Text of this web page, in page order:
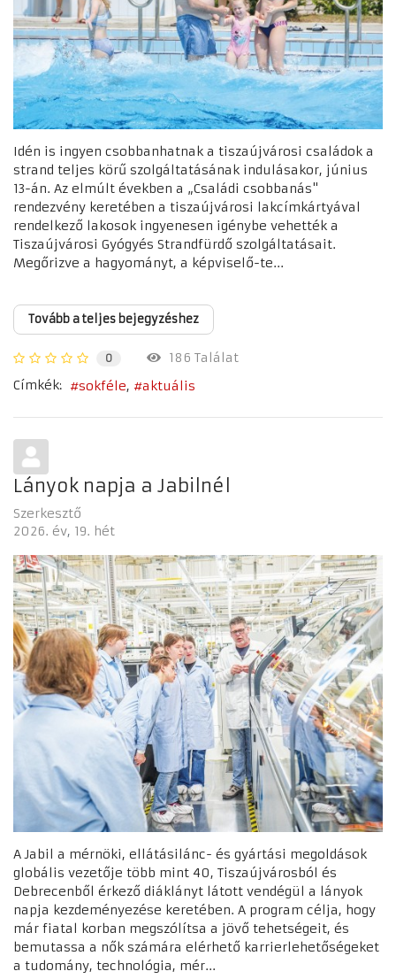
Idén is ingyen csobbanhatnak a tiszaújvárosi családok a
strand teljes körű szolgáltatásának indulásakor, június
13-án. Az elmúlt években a „Családi csobbanás"
rendezvény keretében a tiszaújvárosi lakcímkártyával
rendelkező lakosok ingyenesen igénybe vehették a
Tiszaújvárosi Gyógyés Strandfürdő szolgáltatásait.
Megőrizve a hagyományt, a képviselő-te...
Tovább a teljes bejegyzéshez
0
186 Találat
Címkék:
sokféle aktuális
Lányok napja a Jabilnél
Szerkesztő
2026. év 19. hét
A Jabil a mérnöki, ellátásilánc- és gyártási megoldások
globális vezetője több mint 40, Tiszaújvárosból és
Debrecenből érkező diáklányt látott vendégül a lányok
napja kezdeményezése keretében. A program célja, hogy
már fiatal korban megszólítsa a jövő tehetségeit, és
bemutassa a nők számára elérhető karrierlehetőségeket
a tudomány, technológia, mér...